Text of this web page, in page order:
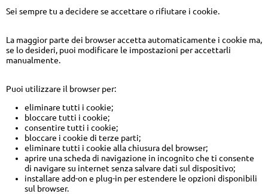
Sei sempre tu a decidere se accettare o rifiutare i cookie.
La maggior parte dei browser accetta automaticamente i cookie ma,
se lo desideri, puoi modificare le impostazioni per accettarli
manualmente.
Puoi utilizzare il browser per:
eliminare tutti i cookie;
bloccare tutti i cookie;
consentire tutti i cookie;
bloccare i cookie di terze parti;
eliminare tutti i cookie alla chiusura del browser;
aprire una scheda di navigazione in incognito che ti consente
di navigare su internet senza salvare dati sul dispositivo;
installare add-on e plug-in per estendere le opzioni disponibili
sul browser.